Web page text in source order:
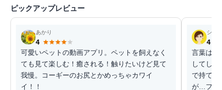
ピックアップレビュー
あかり
4
可愛いペットの動画アプリ。ペットを飼えなく
ても見て楽しむ！癒される！触りたいけど見て
我慢。コーギーのお尻とかめっちゃカワイ
イ！！
シユ
4
言葉は要
してしまう❗️ 🐶🐱🐹と一緒に遊べ
で持てな
が…フレ